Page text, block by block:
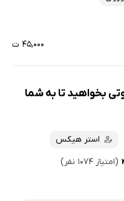
۴۵,۰۰۰ ت
بخواهید تا به شما
استر هیکس
(امتیاز ۱۰۷۴ نفر)